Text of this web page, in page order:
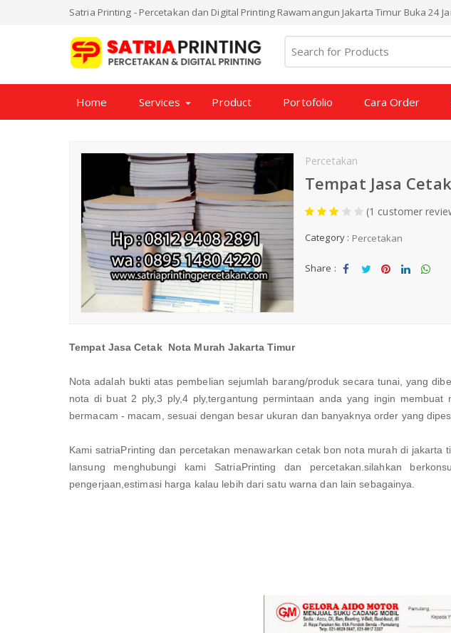
Satria Printing - Percetakan dan Digital Printing Rawamangun Jakarta Timur Buka 24
Home Services Product Portofolio Cara Order
Percetakan
Tempat Jasa
(1 customer
Category : Percetakan
Share :
Tempat Jasa Cetak Nota Murah Jakarta Timur
Nota adalah bukti atas pembelian sejumlah barang/produk secara tunai, yang
nota di buat 2 ply,3 ply,4 ply,tergantung permintaan anda yang ingin
bermacam - macam, sesuai dengan besar ukuran dan banyaknya order yang
Kami satriaPrinting dan percetakan menawarkan cetak bon nota murah di
lansung menghubungi kami SatriaPrinting dan percetakan.silahkan
pengerjaan,estimasi harga kalau lebih dari satu warna dan lain sebagainya.